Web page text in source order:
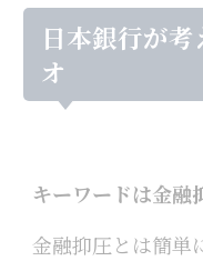
日本銀行が
オ
キーワードは金融
金融抑圧とは簡単